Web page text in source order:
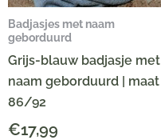
Badjasjes met naam
geborduurd
Grijs-blauw badjasje met
naam geborduurd | maat
86/92
€17,99